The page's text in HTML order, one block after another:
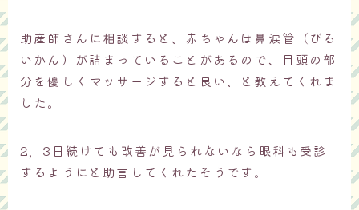
助産師さんに相談すると、赤ちゃんは鼻涙管（びる
いかん）が詰まっていることがあるので、目頭の部
分を優しくマッサージすると良い、と教えてくれま
した。
2，3日続けても改善が見られないなら眼科も受診
するようにと助言してくれたそうです。